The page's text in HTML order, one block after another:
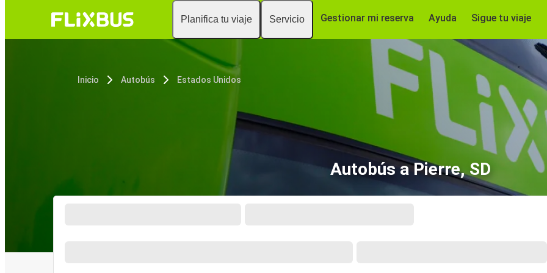
Planifica tu viaje Servicio Gestionar mi reserva Ayuda Sigue tu viaje
Inicio Autobús Estados Unidos
Autobús a Pierre, SD